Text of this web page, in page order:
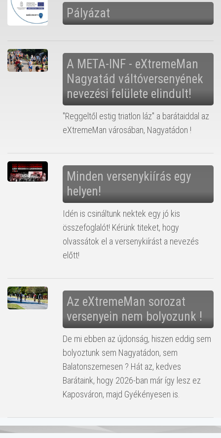
Pályázat
A META-INF - eXtremeMan
Nagyatád váltóversenyének
nevezési felülete elindult!
"Reggeltől estig triatlon láz" a barátaiddal az
eXtremeMan városában, Nagyatádon !
Minden versenykiírás egy
helyen!
Idén is csináltunk nektek egy jó kis
összefoglalót! Kérünk titeket, hogy
olvassátok el a versenykiírást a nevezés
előtt!
Az eXtremeMan sorozat
versenyein nem bolyozunk !
De mi ebben az újdonság, hiszen eddig sem
bolyoztunk sem Nagyatádon, sem
Balatonszemesen ? Hát az, kedves
Barátaink, hogy 2026-ban már így lesz ez
Kaposváron, majd Gyékényesen is.